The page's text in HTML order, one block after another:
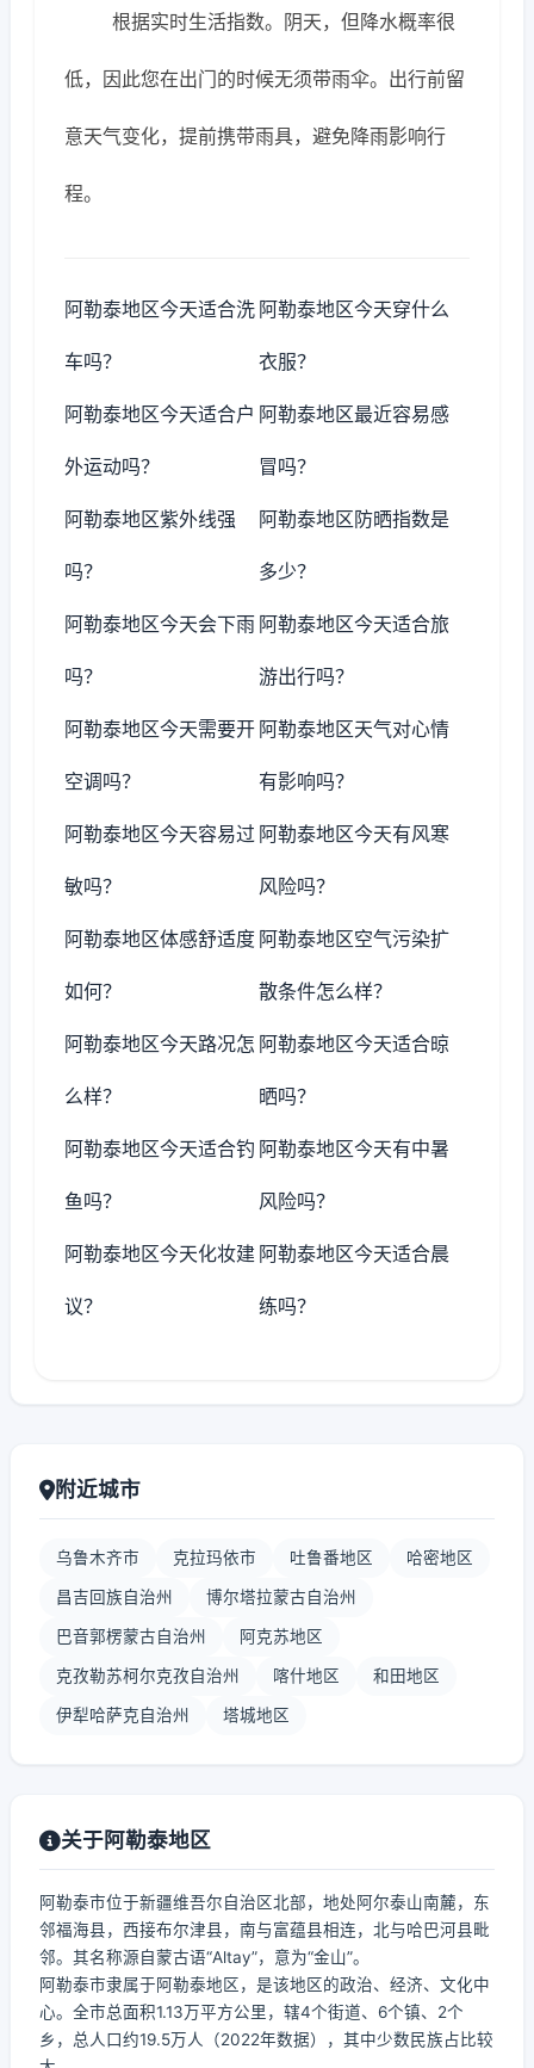
根据实时生活指数。阴天，但降水概率很
低，因此您在出门的时候无须带雨伞。出行前留
意天气变化，提前携带雨具，避免降雨影响行
程。
阿勒泰地区今天适合洗
车吗？
阿勒泰地区今天穿什么
衣服？
阿勒泰地区今天适合户
外运动吗？
阿勒泰地区最近容易感
冒吗？
阿勒泰地区紫外线强
吗？
阿勒泰地区防晒指数是
多少？
阿勒泰地区今天会下雨
吗？
阿勒泰地区今天适合旅
游出行吗？
阿勒泰地区今天需要开
空调吗？
阿勒泰地区天气对心情
有影响吗？
阿勒泰地区今天容易过
敏吗？
阿勒泰地区今天有风寒
风险吗？
阿勒泰地区体感舒适度
如何？
阿勒泰地区空气污染扩
散条件怎么样？
阿勒泰地区今天路况怎
么样？
阿勒泰地区今天适合晾
晒吗？
阿勒泰地区今天适合钓
鱼吗？
阿勒泰地区今天有中暑
风险吗？
阿勒泰地区今天化妆建
议？
阿勒泰地区今天适合晨
练吗？
附近城市
乌鲁木齐市 克拉玛依市 吐鲁番地区 哈密地区
昌吉回族自治州 博尔塔拉蒙古自治州
巴音郭楞蒙古自治州 阿克苏地区
克孜勒苏柯尔克孜自治州 喀什地区 和田地区
伊犁哈萨克自治州 塔城地区
关于阿勒泰地区
阿勒泰市位于新疆维吾尔自治区北部，地处阿尔泰山南麓，东
邻福海县，西接布尔津县，南与富蕴县相连，北与哈巴河县毗
邻。其名称源自蒙古语“Altay”，意为“金山”。
阿勒泰市隶属于阿勒泰地区，是该地区的政治、经济、文化中
心。全市总面积1.13万平方公里，辖4个街道、6个镇、2个
乡，总人口约19.5万人（2022年数据），其中少数民族占比较